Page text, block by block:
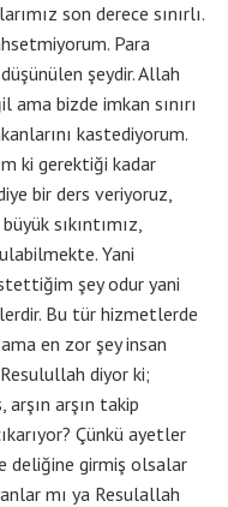
son derece sınırlı.
Para
şeydir. Allah
ama bizde imkan sınırı
kastediyorum.
ki gerektiği kadar
bir ders veriyoruz,
sıkıntımız,
Yani
şey odur yani
Bu tür hizmetlerde
en zor şey insan
diyor ki;
arşın arşın takip
Çünkü ayetler
deliğine girmiş olsalar
mı ya Resulallah